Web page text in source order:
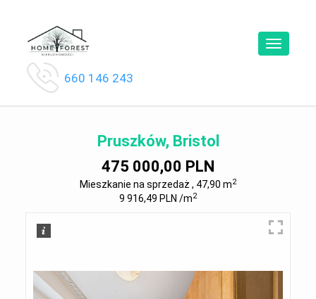
Toggle
660 146 243
Pruszków, Bristol
475 000,00 PLN
Mieszkanie na sprzedaż , 47,90 m2
9 916,49 PLN /m2